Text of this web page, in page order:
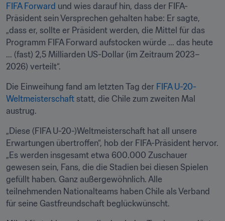
FIFA Forward und wies darauf hin, dass der FIFA-
Präsident sein Versprechen gehalten habe: Er sagte,
„dass er, sollte er Präsident werden, die Mittel für das
Programm FIFA Forward aufstocken würde ... das heute
... (fast) 2,5 Milliarden US-Dollar (im Zeitraum 2023–
2026) verteilt“.
Die Einweihung fand am letzten Tag der FIFA U-20-
Weltmeisterschaft statt, die Chile zum zweiten Mal
austrug.
„Diese (FIFA U-20-)Weltmeisterschaft hat all unsere
Erwartungen übertroffen“, hob der FIFA-Präsident hervor.
„Es werden insgesamt etwa 600.000 Zuschauer
gewesen sein, Fans, die die Stadien bei diesen Spielen
gefüllt haben. Ganz außergewöhnlich. Alle
teilnehmenden Nationalteams haben Chile als Verband
für seine Gastfreundschaft beglückwünscht.